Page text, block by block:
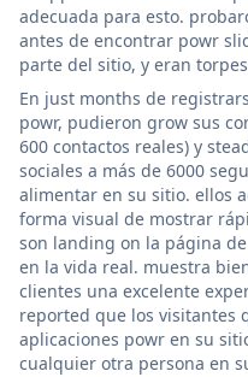
adecuada para esto.
antes de encontrar powr
parte del sitio, y eran
En just months de
powr, pudieron grow sus
600 contactos reales) y
sociales a más de 6000
alimentar en su sitio. ellos
forma visual de mostrar
son landing on la página
en la vida real. muestra
clientes una excelente
reported que los visitantes
aplicaciones powr en su
cualquier otra persona en